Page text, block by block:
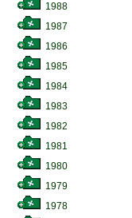
1988
1987
1986
1985
1984
1983
1982
1981
1980
1979
1978